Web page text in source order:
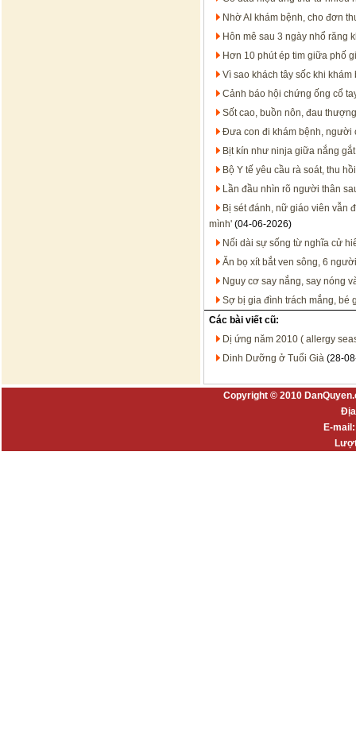
Nhờ AI khám bệnh, cho đơn
Hôn mê sau 3 ngày nhổ răng
Hơn 10 phút ép tim giữa phố
Vì sao khách tây sốc khi
Cảnh báo hội chứng ống cổ
Sốt cao, buồn nôn, đau
Đưa con đi khám bệnh, người
Bịt kín như ninja giữa nắng
Bộ Y tế yêu cầu rà soát, thu
Lần đầu nhìn rõ người thân
Bị sét đánh, nữ giáo viên vẫn
mình' (04-06-2026)
Nối dài sự sống từ nghĩa cử
Ăn bọ xít bắt ven sông, 6
Nguy cơ say nắng, say nóng
Sợ bị gia đình trách mắng, bé
Các bài viết cũ:
Dị ứng năm 2010 ( allergy
Dinh Dưỡng ở Tuổi Già (28-
Copyright © 2010
E-